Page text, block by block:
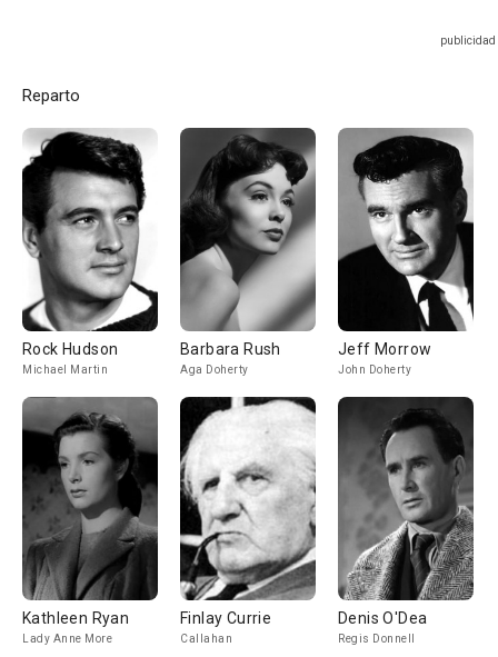
Reparto
Rock Hudson
Michael Martin
Barbara Rush
Aga Doherty
Jeff Morrow
John Doherty
Kathleen Ryan
Lady Anne More
Finlay Currie
Callahan
Denis O'Dea
Regis Donnell